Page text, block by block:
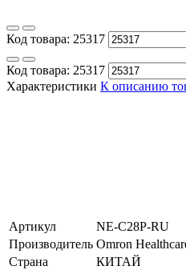
Код товара: 25317
Код товара: 25317
Характеристики К описанию
Артикул
NE-C28P-RU
Производитель Omron
Страна
КИТАЙ